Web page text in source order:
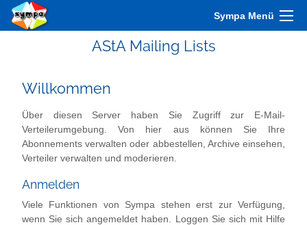
Sympa Menü
AStA Mailing Lists
Willkommen
Über diesen Server haben Sie Zugriff zur E-Mail-
Verteilerumgebung. Von hier aus können Sie Ihre
Abonnements verwalten oder abbestellen, Archive einsehen,
Verteiler verwalten und moderieren.
Anmelden
Viele Funktionen von Sympa stehen erst zur Verfügung,
wenn Sie sich angemeldet haben. Loggen Sie sich mit Hilfe